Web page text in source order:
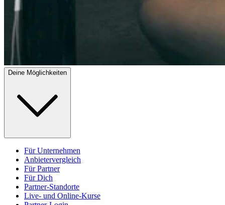
Deine Möglichkeiten
Für Unternehmen
Anbietervergleich
Für Partner
Für Dich
Partner-Standorte
Live- und Online-Kurse